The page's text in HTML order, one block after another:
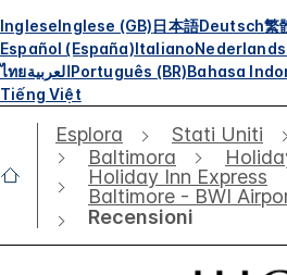
IngleseInglese (GB)日本語Deutsch繁
Español (España)ItalianoNederlands
ไทยالعربيةPortuguês (BR)Bahasa
Tiếng Việt
Esplora Stati Uniti
Baltimora
Holiday Inn Express
Baltimore - BWI
Recensioni